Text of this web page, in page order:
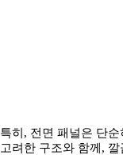
특히, 전면 패널은 단
고려한 구조와 함께,